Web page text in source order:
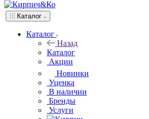
Каталог
Каталог
Назад
Каталог
Акции
Новинки
Уценка
В наличии
Бренды
Услуги